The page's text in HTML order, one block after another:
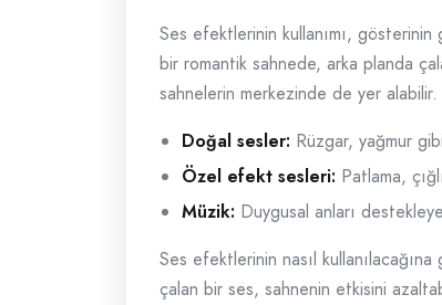
Ses efektlerinin kullanımı, gösterinin
bir romantik sahnede, arka planda
sahnelerin merkezinde de yer
Doğal sesler: Rüzgar, yağmur
Özel efekt sesleri: Patlama,
Müzik: Duygusal anları
Ses efektlerinin nasıl
çalan bir ses, sahnenin etkisini